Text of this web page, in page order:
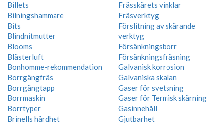
Billets
Bilningshammare
Bits
Blindnitmutter
Blooms
Blästerluft
Bonhomme-rekommendation
Borrgängfräs
Borrgängtapp
Borrmaskin
Borrtyper
Brinells hårdhet
Frässkärets vinklar
Fräsverktyg
Förslitning av skärande
verktyg
Försänkningsborr
Försänkningsfräsning
Galvanisk korrosion
Galvaniska skalan
Gaser för svetsning
Gaser för Termisk skärning
Gasinnehåll
Gjutbarhet